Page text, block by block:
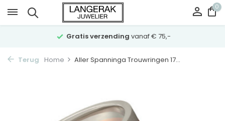
0
Gratis verzending vanaf € 75,-
Terug Home Aller Spanninga Trouwringen 17...